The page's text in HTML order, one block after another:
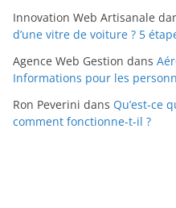
Innovation Web Artisanale
d’une vitre de voiture ? 5
Agence Web Gestion dans
Informations pour les
Ron Peverini dans Qu’est-ce
comment fonctionne-t-il ?